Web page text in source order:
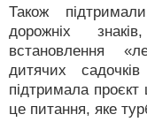
Також
дорожніх
встановлення
дитячих
підтримала проєкт
це питання, яке